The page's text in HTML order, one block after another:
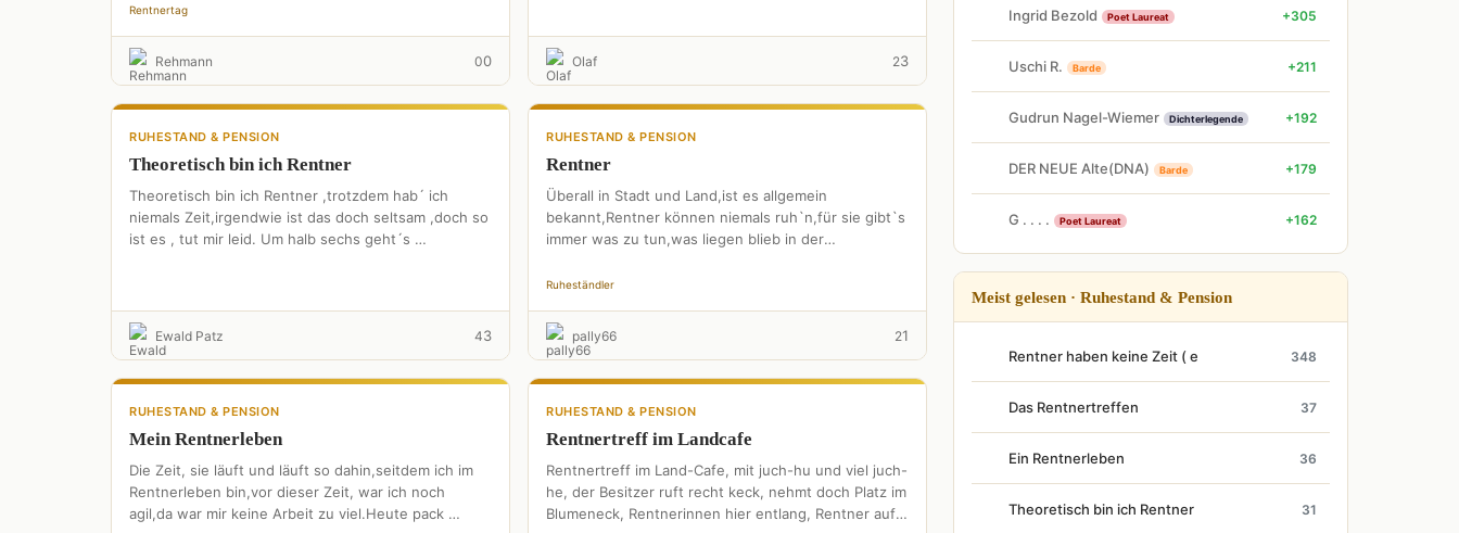
Rentnertag
Rehmann 00 Olaf 23
RUHESTAND & PENSION
Theoretisch bin ich Rentner
Theoretisch bin ich Rentner ,trotzdem hab´ ich
niemals Zeit,irgendwie ist das doch seltsam ,doch so
ist es , tut mir leid. Um halb sechs geht´s …
Ewald Patz 43
RUHESTAND & PENSION
Rentner
Überall in Stadt und Land,ist es allgemein
bekannt,Rentner können niemals ruh`n,für sie gibt`s
immer was zu tun,was liegen blieb in der
Ruheständler
pally66 21
RUHESTAND & PENSION
Mein Rentnerleben
Die Zeit, sie läuft und läuft so dahin,seitdem ich im
Rentnerleben bin,vor dieser Zeit, war ich noch
agil,da war mir keine Arbeit zu viel.Heute pack …
RUHESTAND & PENSION
Rentnertreff im Landcafe
Rentnertreff im Land-Cafe, mit juch-hu und viel juch-
he, der Besitzer ruft recht keck, nehmt doch Platz im
Blumeneck, Rentnerinnen hier entlang, Rentner auf
Ingrid Bezold Poet Laureat +305
Uschi R. Barde +211
Gudrun Nagel-Wiemer Dichterlegende +192
DER NEUE Alte(DNA) Barde +179
G . . . . Poet Laureat +162
Meist gelesen · Ruhestand & Pension
Rentner haben keine Zeit ( e 348
Das Rentnertreffen 37
Ein Rentnerleben 36
Theoretisch bin ich Rentner 31